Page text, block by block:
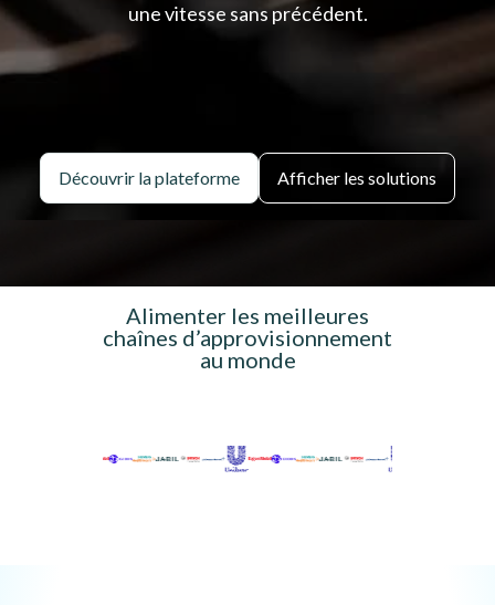
une vitesse sans précédent.
Découvrir la plateforme Afficher les solutions
Alimenter les meilleures
chaînes d’approvisionnement
au monde